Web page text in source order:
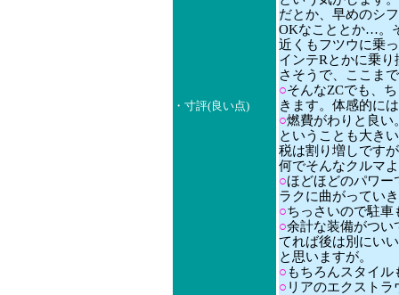
・寸評(良い点)
だとか、早めのシ
OKなこととか…。
近くもフツウに乗
インテRとかに乗
さそうで、ここま
○そんなZCでも、
きます。体感的に
○燃費がわりと良い
ということも大き
税は割り増しです
何でそんなクルマ
○ほどほどのパワー
ラクに曲がってい
○ちっさいので駐車
○余計な装備がつい
てれば後は別にい
と思いますが。
○もちろんスタイル
○ リアのエクスト